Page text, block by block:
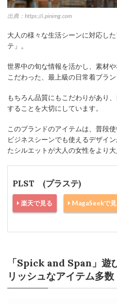
出典：https://i.pinimg.com
大人の様々な生活シーンに対応し
テ」。
世界中の旬な情報を活かし、素材
こだわった、最上級の日常着ブラン
もちろん品質にもこだわりがあり
することを大切にしています。
このブランドのアイテムは、普段
ビジネスシーンでも使えるデザイ
たシルエットが大人の女性をより
PLST (プラステ)
楽天で見る MagaSeekで
「Spick and Span」遊
リッシュなアイテム多数